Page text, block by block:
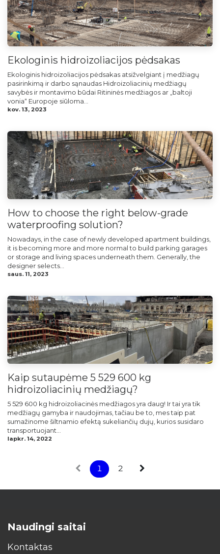
Ekologinis hidroizoliacijos pėdsakas
Ekologinis hidroizoliacijos pėdsakas atsižvelgiant į medžiagų
pasirinkimą ir darbo sąnaudas Hidroizoliacinių medžiagų
savybės ir montavimo būdai Ritininės medžiagos ar „baltoji
vonia“ Europoje siūloma...
kov. 13, 2023
How to choose the right below-grade
waterproofing solution?
Nowadays, in the case of newly developed apartment buildings,
it is becoming more and more normal to build parking garages
or storage and living spaces underneath them. Generally, the
designer selects...
saus. 11, 2023
Kaip sutaupėme 5 529 600 kg
hidroizoliacinių medžiagų?
5 529 600 kg hidroizoliacinės medžiagos yra daug! Ir tai yra tik
medžiagų gamyba ir naudojimas, tačiau be to, mes taip pat
sumažinome šiltnamio efektą sukeliančių dujų, kurios susidaro
transportuojant...
lapkr. 14, 2022
1 2
Naudingi saitai
Kontaktas